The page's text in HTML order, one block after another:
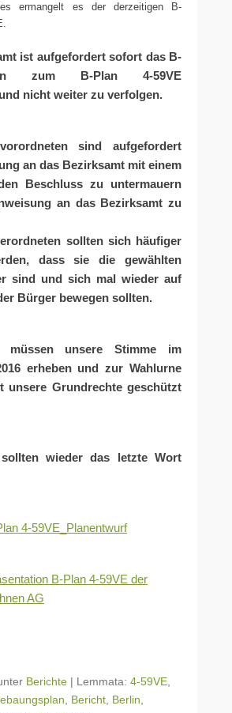
ermangelt es der derzeitigen B-
ist aufgefordert sofort das B-
zum B-Plan 4-59VE
nicht weiter zu verfolgen.
sind aufgefordert
an das Bezirksamt mit einem
Beschluss zu untermauern
an das Bezirksamt zu
sollten sich häufiger
dass sie die gewählten
sind und sich mal wieder auf
Bürger bewegen sollten.
müssen unsere Stimme im
erheben und zur Wahlurne
unsere Grundrechte geschützt
wieder das letzte Wort
4-59VE_Planentwurf
B-Plan 4-59VE der
AG
Berichte | Lemmata: 4-59VE
Bericht Berlin